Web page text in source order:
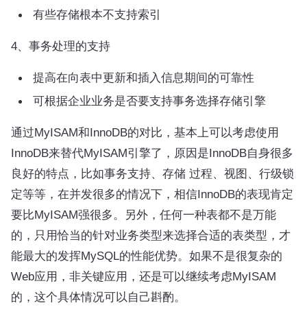
有些存储根本不支持索引
4、事务处理的支持
提高在向表中更新和插入信息期间的可靠性
可根据企业业务是否要支持事务选择存储引擎
通过MyISAM和InnoDB的对比，基本上可以考虑使用
InnoDB来替代MyISAM引擎了，原因是InnoDB自身很多
良好的特点，比如事务支持、存储 过程、视图、行级锁
定等等，在并发很多的情况下，相信InnoDB的表现肯定
要比MyISAM强很多。另外，任何一种表都不是万能
的，只用恰当的针对业务类型来选择合适的表类型，才
能最大的发挥MySQL的性能优势。如果不是很复杂的
Web应用，非关键应用，还是可以继续考虑MyISAM
的，这个具体情况可以自己斟酌。